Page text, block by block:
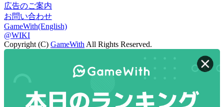
広告のご案内
お問い合わせ
GameWith(English)
@WIKI
Copyright (C) GameWith All Rights Reserved.